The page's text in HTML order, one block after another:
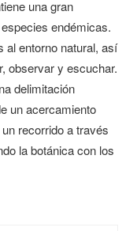
una gran
endémicas.
al entorno natural, así
observar y escuchar.
delimitación
un acercamiento
recorrido a través
la botánica con los